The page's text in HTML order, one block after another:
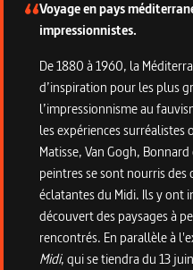
Voyage en pays
impressionnistes.
De 1880 à 1960, la
d’inspiration pour les plus
l’impressionnisme au
les expériences surréalistes
Matisse, Van Gogh,
peintres se sont nourris
éclatantes du Midi. Ils y ont
découvert des paysages à
rencontrés. En parallèle à
Midi, qui se tiendra du 13